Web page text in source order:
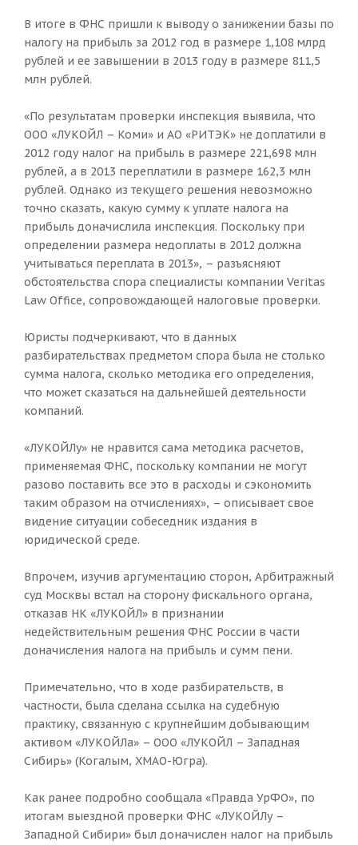
В итоге в ФНС пришли к выводу о занижении базы по
налогу на прибыль за 2012 год в размере 1,108 млрд
рублей и ее завышении в 2013 году в размере 811,5
млн рублей.
«По результатам проверки инспекция выявила, что
ООО «ЛУКОЙЛ – Коми» и АО «РИТЭК» не доплатили в
2012 году налог на прибыль в размере 221,698 млн
рублей, а в 2013 переплатили в размере 162,3 млн
рублей. Однако из текущего решения невозможно
точно сказать, какую сумму к уплате налога на
прибыль доначислила инспекция. Поскольку при
определении размера недоплаты в 2012 должна
учитываться переплата в 2013», – разъясняют
обстоятельства спора специалисты компании Veritas
Law Office, сопровождающей налоговые проверки.
Юристы подчеркивают, что в данных
разбирательствах предметом спора была не столько
сумма налога, сколько методика его определения,
что может сказаться на дальнейшей деятельности
компаний.
«ЛУКОЙЛу» не нравится сама методика расчетов,
применяемая ФНС, поскольку компании не могут
разово поставить все это в расходы и сэкономить
таким образом на отчислениях», – описывает свое
видение ситуации собеседник издания в
юридической среде.
Впрочем, изучив аргументацию сторон, Арбитражный
суд Москвы встал на сторону фискального органа,
отказав НК «ЛУКОЙЛ» в признании
недействительным решения ФНС России в части
доначисления налога на прибыль и сумм пени.
Примечательно, что в ходе разбирательств, в
частности, была сделана ссылка на судебную
практику, связанную с крупнейшим добывающим
активом «ЛУКОЙЛа» – ООО «ЛУКОЙЛ – Западная
Сибирь» (Когалым, ХМАО-Югра).
Как ранее подробно сообщала «Правда УрФО», по
итогам выездной проверки ФНС «ЛУКОЙЛу –
Западной Сибири» был доначислен налог на прибыль